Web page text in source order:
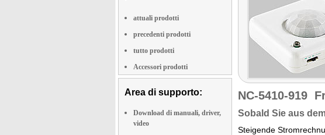
attuali prodotti
precedenti prodotti
tutto prodotti
Accessori prodotti
Area di supporto:
Download di manuali, driver,
video
NC-5410-919
Sobald Sie aus
Steigende